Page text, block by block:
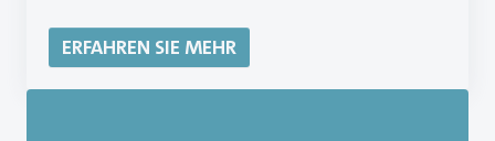
ERFAHREN SIE MEHR